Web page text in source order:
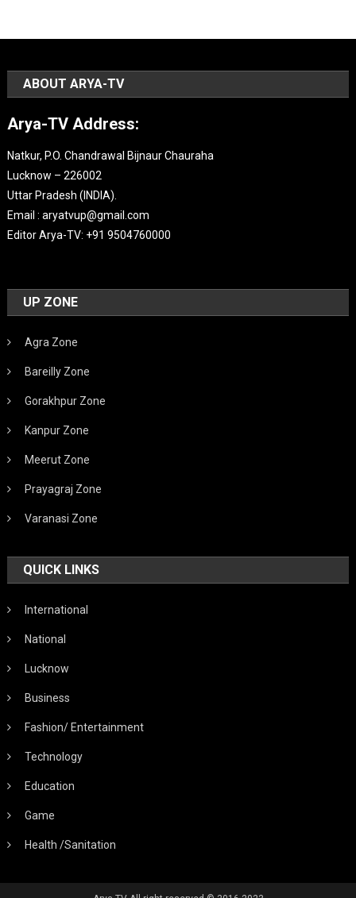
ABOUT ARYA-TV
Arya-TV Address:
Natkur, P.O. Chandrawal Bijnaur Chauraha
Lucknow – 226002
Uttar Pradesh (INDIA).
Email : aryatvup@gmail.com
Editor Arya-TV: +91 9504760000
UP ZONE
Agra Zone
Bareilly Zone
Gorakhpur Zone
Kanpur Zone
Meerut Zone
Prayagraj Zone
Varanasi Zone
QUICK LINKS
International
National
Lucknow
Business
Fashion/ Entertainment
Technology
Education
Game
Health /Sanitation